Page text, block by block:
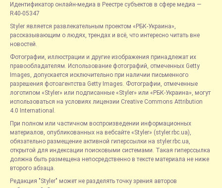
Идентификатор онлайн-медиа в Реестре субъектов в сфере медиа —
R40-05347
Styler является развлекательным проектом «РБК-Украина»,
рассказывающим о людях, трендах и всё, что интересно читать вне
новостей.
Фотографии, иллюстрации и другие изображения принадлежат их
правообладателям. Использование фотографий, отмеченных Getty
Images, допускается исключительно при наличии письменного
разрешения фотоагентства Getty Images. Фотографии, отмеченные
логотипом «Styler» или подписанные «Styler» или «РБК-Украина», могут
использоваться на условиях лицензии Creative Commons Attribution
4.0 International.
При полном или частичном воспроизведении информационных
материалов, опубликованных на вебсайте «Styler» (styler.rbc.ua),
обязательно размещение активной гиперссылки на styler.rbc.ua,
открытой для индексации поисковыми системами. Такая гиперссылка
должна быть размещена непосредственно в тексте материала не ниже
второго абзаца.
Редакция "Styler" может не разделять точку зрения авторов